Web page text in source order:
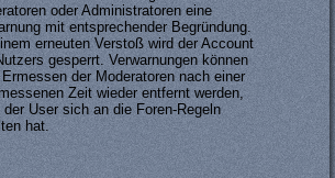
oder Administratoren eine
mit entsprechender Begründung.
erneuten Verstoß wird der Account
gesperrt. Verwarnungen können
der Moderatoren nach einer
Zeit wieder entfernt werden,
der User sich an die Foren-Regeln
hat.